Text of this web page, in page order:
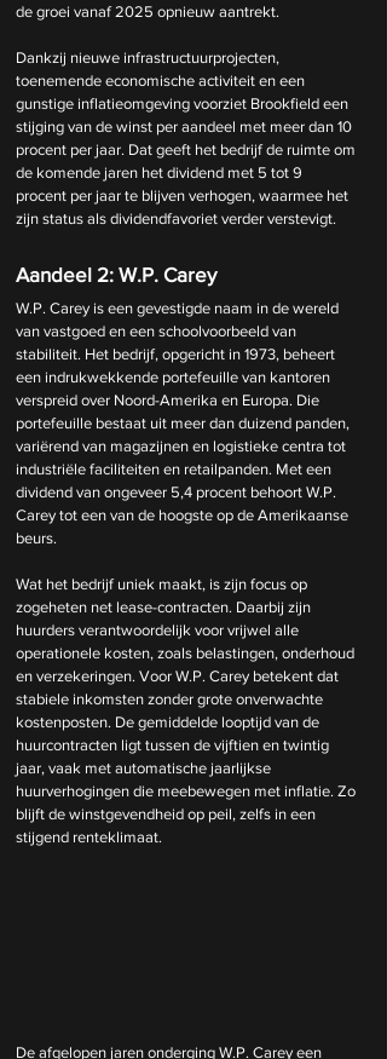
de groei vanaf 2025 opnieuw aantrekt.
Dankzij nieuwe infrastructuurprojecten,
toenemende economische activiteit en een
gunstige inflatieomgeving voorziet Brookfield een
stijging van de winst per aandeel met meer dan 10
procent per jaar. Dat geeft het bedrijf de ruimte om
de komende jaren het dividend met 5 tot 9
procent per jaar te blijven verhogen, waarmee het
zijn status als dividendfavoriet verder verstevigt.
Aandeel 2: W.P. Carey
W.P. Carey is een gevestigde naam in de wereld
van vastgoed en een schoolvoorbeeld van
stabiliteit. Het bedrijf, opgericht in 1973, beheert
een indrukwekkende portefeuille van kantoren
verspreid over Noord-Amerika en Europa. Die
portefeuille bestaat uit meer dan duizend panden,
variërend van magazijnen en logistieke centra tot
industriële faciliteiten en retailpanden. Met een
dividend van ongeveer 5,4 procent behoort W.P.
Carey tot een van de hoogste op de Amerikaanse
beurs.
Wat het bedrijf uniek maakt, is zijn focus op
zogeheten net lease-contracten. Daarbij zijn
huurders verantwoordelijk voor vrijwel alle
operationele kosten, zoals belastingen, onderhoud
en verzekeringen. Voor W.P. Carey betekent dat
stabiele inkomsten zonder grote onverwachte
kostenposten. De gemiddelde looptijd van de
huurcontracten ligt tussen de vijftien en twintig
jaar, vaak met automatische jaarlijkse
huurverhogingen die meebewegen met inflatie. Zo
blijft de winstgevendheid op peil, zelfs in een
stijgend renteklimaat.
De afgelopen jaren onderging W.P. Carey een